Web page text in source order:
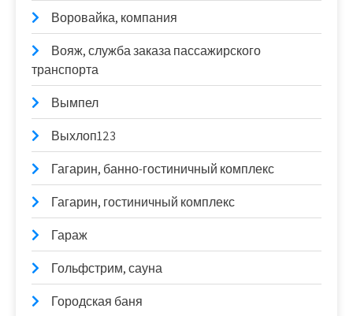
Воровайка, компания
Вояж, служба заказа пассажирского
транспорта
Вымпел
Выхлоп123
Гагарин, банно-гостиничный комплекс
Гагарин, гостиничный комплекс
Гараж
Гольфстрим, сауна
Городская баня